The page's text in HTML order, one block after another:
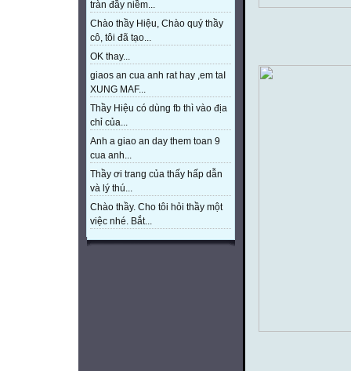
tràn đầy niềm...
Chào thầy Hiệu, Chào quý thầy
cô, tôi đã tạo...
OK thay...
giaos an cua anh rat hay ,em taI
XUNG MAF...
Thầy Hiệu có dùng fb thì vào địa
chỉ của...
Anh a giao an day them toan 9
cua anh...
Thầy ơi trang của thấy hấp dẫn
và lý thú...
Chào thầy. Cho tôi hỏi thầy một
việc nhé. Bắt...